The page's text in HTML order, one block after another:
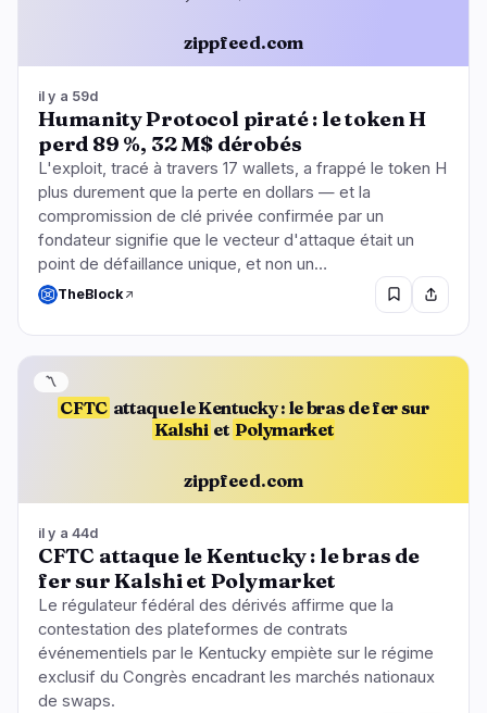
zippfeed.com
il y a 59d
Humanity Protocol piraté : le token H
perd 89 %, 32 M$ dérobés
L'exploit, tracé à travers 17 wallets, a frappé le token H
plus durement que la perte en dollars — et la
compromission de clé privée confirmée par un
fondateur signifie que le vecteur d'attaque était un
point de défaillance unique, et non un…
TheBlock
CFTC attaque le Kentucky : le bras de fer sur
Kalshi et Polymarket
zippfeed.com
〽️
il y a 44d
CFTC attaque le Kentucky : le bras de
fer sur Kalshi et Polymarket
Le régulateur fédéral des dérivés affirme que la
contestation des plateformes de contrats
événementiels par le Kentucky empiète sur le régime
exclusif du Congrès encadrant les marchés nationaux
de swaps.